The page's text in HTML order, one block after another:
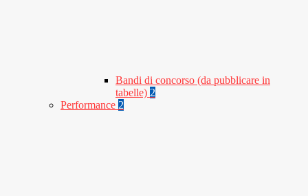
Bandi di concorso (da pubblicare in
tabelle) 2
Performance 2